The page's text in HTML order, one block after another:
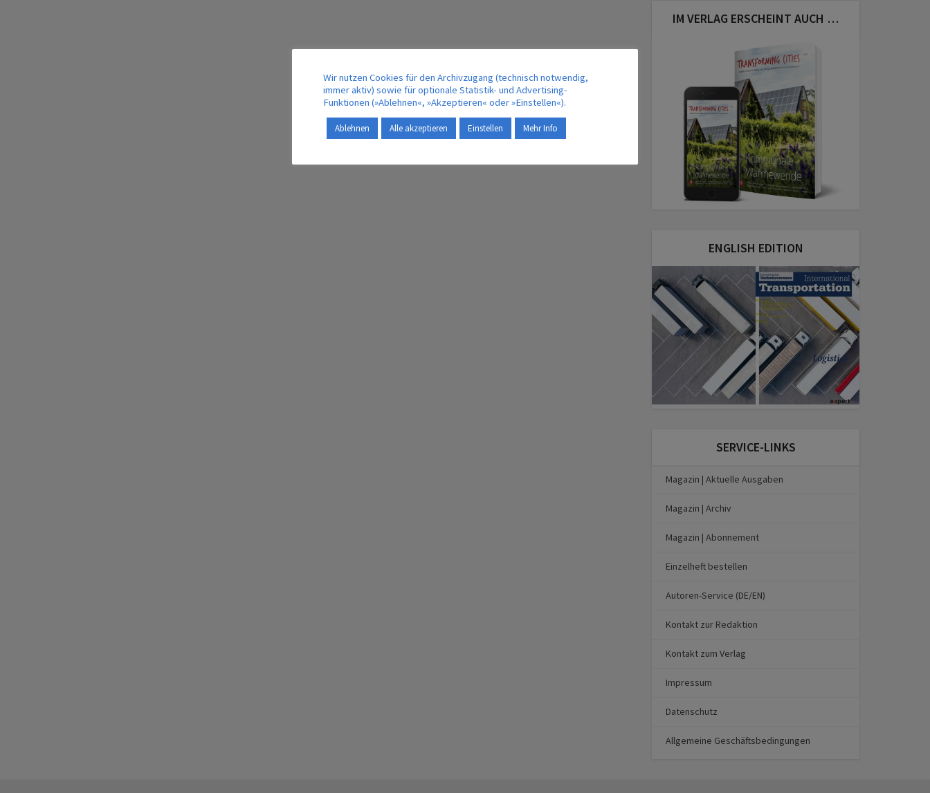
IM VERLAG ERSCHEINT AUCH …
ENGLISH EDITION
SERVICE-LINKS
Magazin | Aktuelle Ausgaben
Magazin | Archiv
Magazin | Abonnement
Einzelheft bestellen
Autoren-Service (DE/EN)
Kontakt zur Redaktion
Kontakt zum Verlag
Impressum
Datenschutz
Allgemeine Geschäftsbedingungen
Wir nutzen Cookies für den Archivzugang (technisch notwendig,
immer aktiv) sowie für optionale Statistik- und Advertising-
Funktionen (»Ablehnen«, »Akzeptieren« oder »Einstellen«).
Ablehnen Alle akzeptieren Einstellen Mehr Info